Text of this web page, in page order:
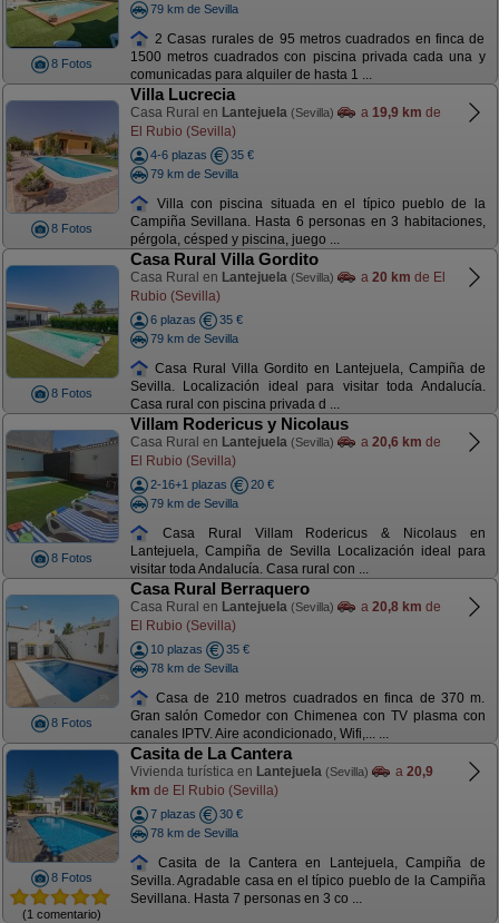
8 Fotos
79 km de Sevilla
2 Casas rurales de 95 metros cuadrados en finca de
1500 metros cuadrados con piscina privada cada una y
comunicadas para alquiler de hasta 1 ...
8 Fotos
Villa Lucrecia
Casa Rural en Lantejuela (Sevilla) a 19,9 km de
El Rubio (Sevilla)
4-6 plazas
35 €
79 km de Sevilla
Villa con piscina situada en el típico pueblo de la
Campiña Sevillana. Hasta 6 personas en 3 habitaciones,
pérgola, césped y piscina, juego ...
8 Fotos
Casa Rural Villa Gordito
Casa Rural en Lantejuela (Sevilla) a 20 km de El
Rubio (Sevilla)
6 plazas
35 €
79 km de Sevilla
Casa Rural Villa Gordito en Lantejuela, Campiña de
Sevilla. Localización ideal para visitar toda Andalucía.
Casa rural con piscina privada d ...
8 Fotos
Villam Rodericus y Nicolaus
Casa Rural en Lantejuela (Sevilla) a 20,6 km de
El Rubio (Sevilla)
2-16+1 plazas
20 €
79 km de Sevilla
Casa Rural Villam Rodericus & Nicolaus en
Lantejuela, Campiña de Sevilla Localización ideal para
visitar toda Andalucía. Casa rural con ...
8 Fotos
Casa Rural Berraquero
Casa Rural en Lantejuela (Sevilla) a 20,8 km de
El Rubio (Sevilla)
10 plazas
35 €
78 km de Sevilla
Casa de 210 metros cuadrados en finca de 370 m.
Gran salón Comedor con Chimenea con TV plasma con
canales IPTV. Aire acondicionado, Wifi,... ...
8 Fotos
(1 comentario)
Casita de La Cantera
Vivienda turística en Lantejuela (Sevilla) a 20,9
km de El Rubio (Sevilla)
7 plazas
30 €
78 km de Sevilla
Casita de la Cantera en Lantejuela, Campiña de
Sevilla. Agradable casa en el típico pueblo de la Campiña
Sevillana. Hasta 7 personas en 3 co ...